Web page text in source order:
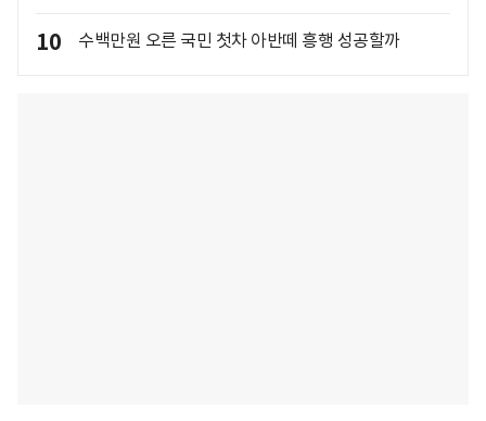
10 수백만원 오른 국민 첫차 아반떼 흥행 성공할까